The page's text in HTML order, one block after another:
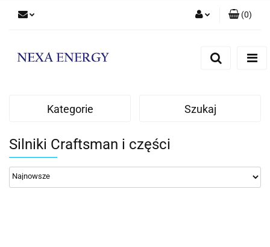
(0)
Kategorie Szukaj
Silniki Craftsman i części